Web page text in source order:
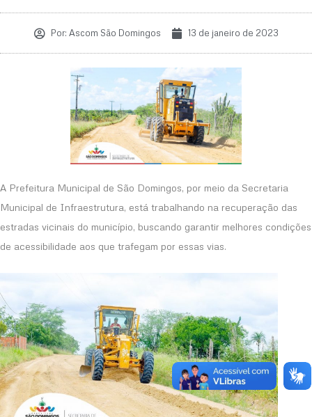
Por: Ascom São Domingos 13 de janeiro de 2023
A Prefeitura Municipal de São Domingos, por meio da Secretaria
Municipal de Infraestrutura, está trabalhando na recuperação das
estradas vicinais do município, buscando garantir melhores condições
de acessibilidade aos que trafegam por essas vias.